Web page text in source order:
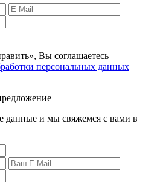
Вы соглашаетесь
персональных данных
данные и мы свяжемся с вами в